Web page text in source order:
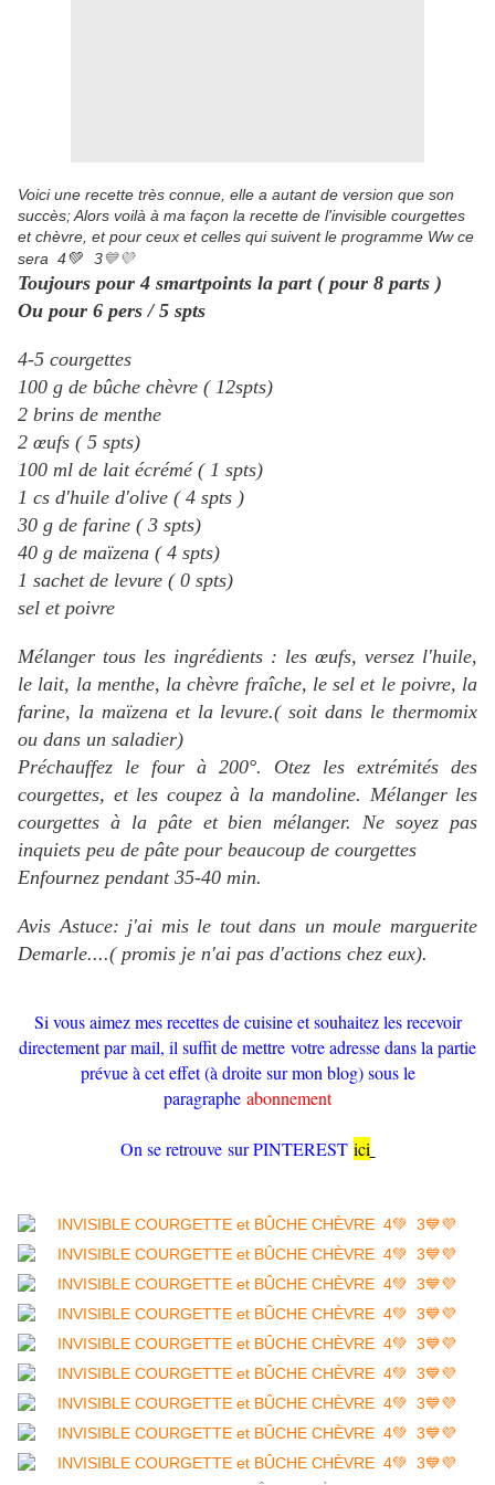
Voici une recette très connue, elle a autant de version que son
succès; Alors voilà à ma façon la recette de l'invisible courgettes
et chèvre, et pour ceux et celles qui suivent le programme Ww ce
sera 4💚 3💙💜
Toujours pour 4 smartpoints la part ( pour 8 parts )
Ou pour 6 pers / 5 spts
4-5 courgettes
100 g de bûche chèvre ( 12spts)
2 brins de menthe
2 œufs ( 5 spts)
100 ml de lait écrémé ( 1 spts)
1 cs d'huile d'olive ( 4 spts )
30 g de farine ( 3 spts)
40 g de maïzena ( 4 spts)
1 sachet de levure ( 0 spts)
sel et poivre
Mélanger tous les ingrédients : les œufs, versez l'huile,
le lait, la menthe, la chèvre fraîche, le sel et le poivre, la
farine, la maïzena et la levure.( soit dans le thermomix
ou dans un saladier)
Préchauffez le four à 200°. Otez les extrémités des
courgettes, et les coupez à la mandoline. Mélanger les
courgettes à la pâte et bien mélanger. Ne soyez pas
inquiets peu de pâte pour beaucoup de courgettes
Enfournez pendant 35-40 min.
Avis Astuce: j'ai mis le tout dans un moule marguerite
Demarle....( promis je n'ai pas d'actions chez eux).
Si vous aimez mes recettes de cuisine et souhaitez les recevoir
directement par mail, il suffit de mettre votre adresse dans la partie
prévue à cet effet (à droite sur mon blog) sous le
paragraphe abonnement
On se retrouve sur PINTEREST ici